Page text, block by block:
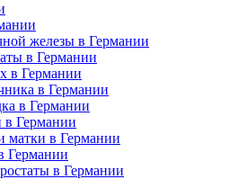
железы в Германии
в Германии
в Германии
в Германии
в Германии
в Германии
матки в Германии
Германии
в Германии